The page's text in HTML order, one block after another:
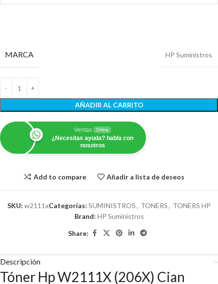
MARCA HP Suministros
AÑADIR AL CARRITO
Ventas Online
¿Necesitas ayuda? habla con
nosotros
Add to compare Añadir a lista de deseos
SKU: w2111xCategorías: SUMINISTROS, TONERS, TONERS HP
Brand: HP Suministros
Share:
Descripción
Tóner Hp W2111X (206X) Cian